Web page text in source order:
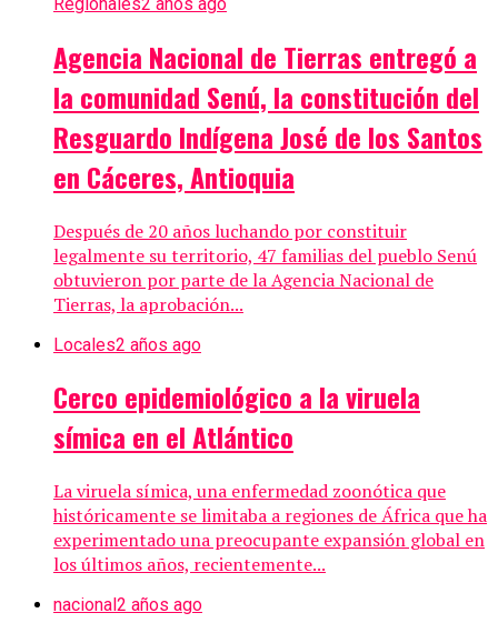
Agencia Nacional de Tierras entregó a
la comunidad Senú, la constitución del
Resguardo Indígena José de los Santos
en Cáceres, Antioquia
Después de 20 años luchando por constituir
legalmente su territorio, 47 familias del pueblo Senú
obtuvieron por parte de la Agencia Nacional de
Tierras, la aprobación...
Locales2 años ago
Cerco epidemiológico a la viruela
símica en el Atlántico
La viruela símica, una enfermedad zoonótica que
históricamente se limitaba a regiones de África que ha
experimentado una preocupante expansión global en
los últimos años, recientemente...
nacional 2 años ago